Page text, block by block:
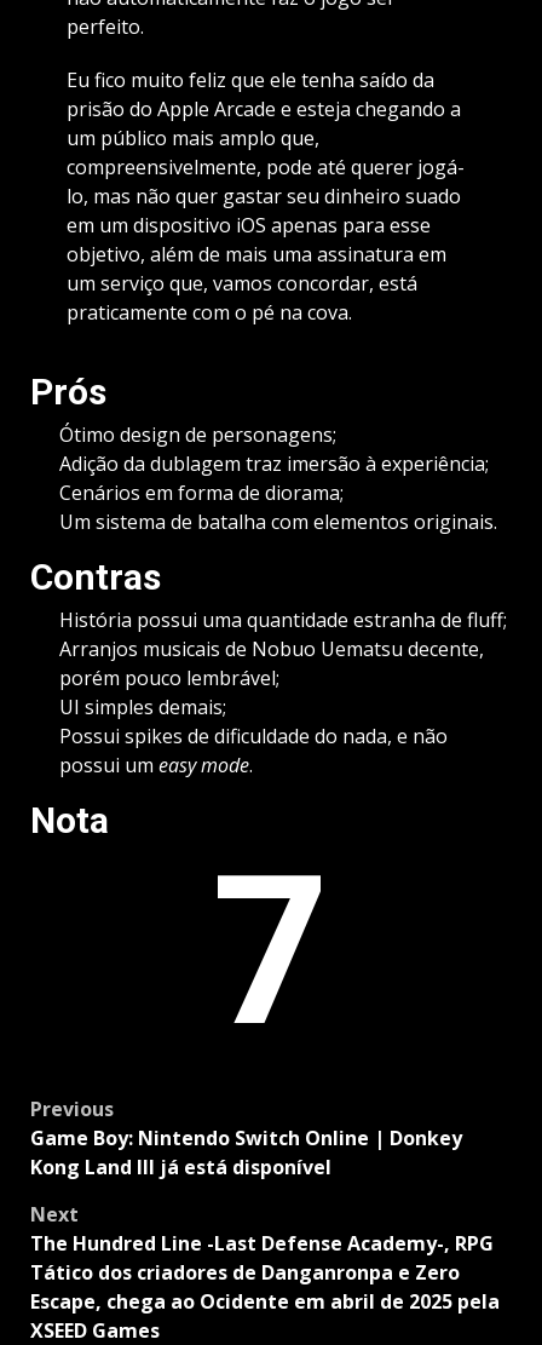
perfeito.
Eu fico muito feliz que ele tenha saído da
prisão do Apple Arcade e esteja chegando a
um público mais amplo que,
compreensivelmente, pode até querer jogá-
lo, mas não quer gastar seu dinheiro suado
em um dispositivo iOS apenas para esse
objetivo, além de mais uma assinatura em
um serviço que, vamos concordar, está
praticamente com o pé na cova.
Prós
Ótimo design de personagens;
Adição da dublagem traz imersão à experiência;
Cenários em forma de diorama;
Um sistema de batalha com elementos originais.
Contras
História possui uma quantidade estranha de fluff;
Arranjos musicais de Nobuo Uematsu decente,
porém pouco lembrável;
UI simples demais;
Possui spikes de dificuldade do nada, e não
possui um easy mode.
Nota
7
Post
navigation
Previous
Game Boy: Nintendo Switch Online | Donkey
Kong Land III já está disponível
Next
The Hundred Line -Last Defense Academy-, RPG
Tático dos criadores de Danganronpa e Zero
Escape, chega ao Ocidente em abril de 2025 pela
XSEED Games